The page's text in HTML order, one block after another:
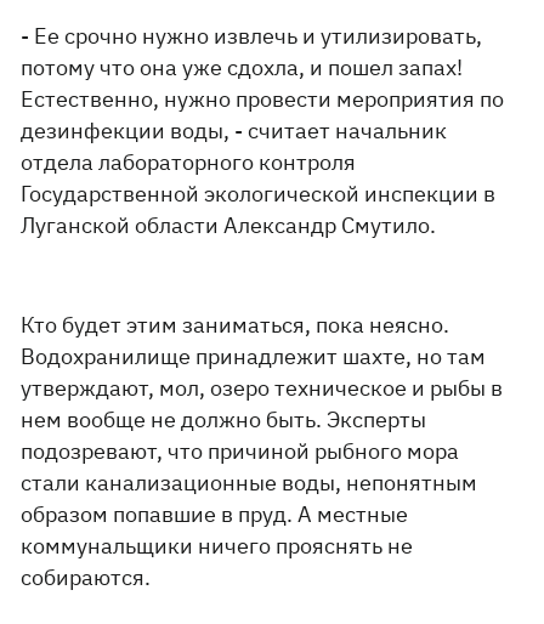
- Ее срочно нужно извлечь и утилизировать,
потому что она уже сдохла, и пошел запах!
Естественно, нужно провести мероприятия по
дезинфекции воды, - считает начальник
отдела лабораторного контроля
Государственной экологической инспекции в
Луганской области Александр Смутило.
Кто будет этим заниматься, пока неясно.
Водохранилище принадлежит шахте, но там
утверждают, мол, озеро техническое и рыбы в
нем вообще не должно быть. Эксперты
подозревают, что причиной рыбного мора
стали канализационные воды, непонятным
образом попавшие в пруд. А местные
коммунальщики ничего прояснять не
собираются.